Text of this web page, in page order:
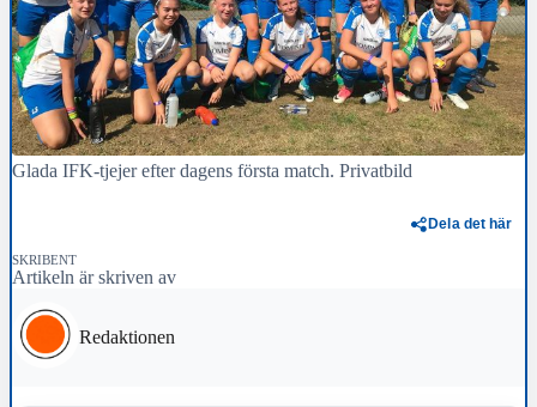
Glada IFK-tjejer efter dagens första match. Privatbild
Dela det här
SKRIBENT
Artikeln är skriven av
Redaktionen